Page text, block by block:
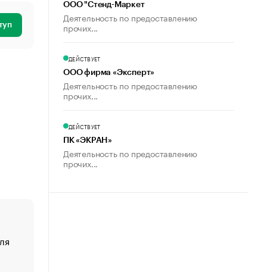
ООО "Стенд-Маркет
Деятельность по предоставлению
прочих...
ДЕЙСТВУЕТ
ООО фирма «Эксперт»
Деятельность по предоставлению
прочих...
ДЕЙСТВУЕТ
ПК «ЭКРАН»
Деятельность по предоставлению
прочих...